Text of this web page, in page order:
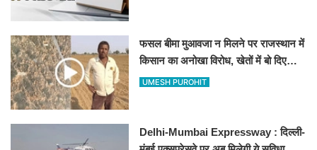
फसल बीमा मुआवजा न मिलने पर राजस्थान में
किसान का अनोखा विरोध, खेतों में बो दिए
500-500 रुपए के नोट, वीडियो वायरल
UMESH PUROHIT
Delhi-Mumbai Expressway : दिल्ली-